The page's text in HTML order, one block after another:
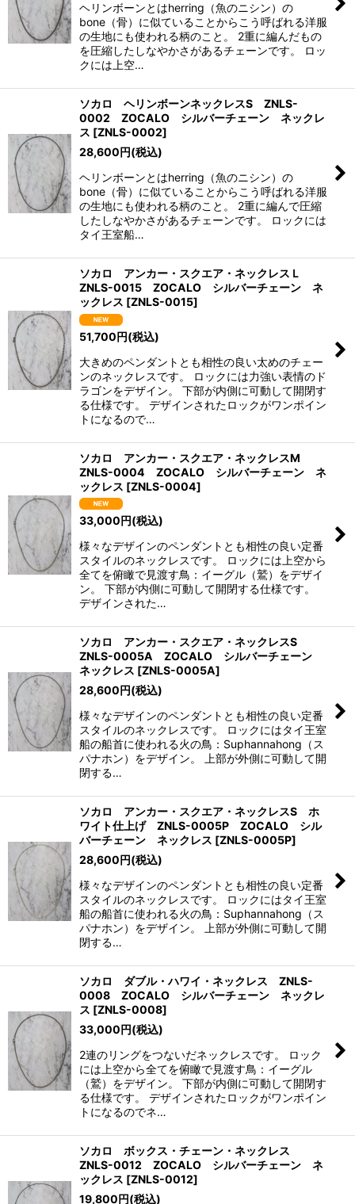
ヘリンボーンとはherring（魚のニシン）の
bone（骨）に似ていることからこう呼ばれる洋服
の生地にも使われる柄のこと。 2重に編んだもの
を圧縮したしなやかさがあるチェーンです。 ロッ
クには上空…
ソカロ ヘリンボーンネックレスS ZNLS-
0002 ZOCALO シルバーチェーン ネックレ
ス [ZNLS-0002]
28,600円(税込)
ヘリンボーンとはherring（魚のニシン）の
bone（骨）に似ていることからこう呼ばれる洋服
の生地にも使われる柄のこと。 2重に編んで圧縮
したしなやかさがあるチェーンです。 ロックには
タイ王室船…
ソカロ アンカー・スクエア・ネックレスＬ
ZNLS-0015 ZOCALO シルバーチェーン ネ
ックレス [ZNLS-0015]
51,700円(税込)
大きめのペンダントとも相性の良い太めのチェー
ンのネックレスです。 ロックには力強い表情のド
ラゴンをデザイン。 下部が内側に可動して開閉す
る仕様です。 デザインされたロックがワンポイン
トになるので…
ソカロ アンカー・スクエア・ネックレスM
ZNLS-0004 ZOCALO シルバーチェーン ネ
ックレス [ZNLS-0004]
33,000円(税込)
様々なデザインのペンダントとも相性の良い定番
スタイルのネックレスです。 ロックには上空から
全てを俯瞰で見渡す鳥：イーグル（鷲）をデザイ
ン。 下部が内側に可動して開閉する仕様です。
デザインされた…
ソカロ アンカー・スクエア・ネックレスS
ZNLS-0005A ZOCALO シルバーチェーン
ネックレス [ZNLS-0005A]
28,600円(税込)
様々なデザインのペンダントとも相性の良い定番
スタイルのネックレスです。 ロックにはタイ王室
船の船首に使われる火の鳥：Suphannahong（ス
パナホン）をデザイン。 上部が外側に可動して開
閉する…
ソカロ アンカー・スクエア・ネックレスS ホ
ワイト仕上げ ZNLS-0005P ZOCALO シル
バーチェーン ネックレス [ZNLS-0005P]
28,600円(税込)
様々なデザインのペンダントとも相性の良い定番
スタイルのネックレスです。 ロックにはタイ王室
船の船首に使われる火の鳥：Suphannahong（ス
パナホン）をデザイン。 上部が外側に可動して開
閉する…
ソカロ ダブル・ハワイ・ネックレス ZNLS-
0008 ZOCALO シルバーチェーン ネックレ
ス [ZNLS-0008]
33,000円(税込)
2連のリングをつないだネックレスです。 ロック
には上空から全てを俯瞰で見渡す鳥：イーグル
（鷲）をデザイン。 下部が内側に可動して開閉す
る仕様です。 デザインされたロックがワンポイン
トになるのでネ…
ソカロ ボックス・チェーン・ネックレス
ZNLS-0012 ZOCALO シルバーチェーン ネ
ックレス [ZNLS-0012]
19,800円(税込)